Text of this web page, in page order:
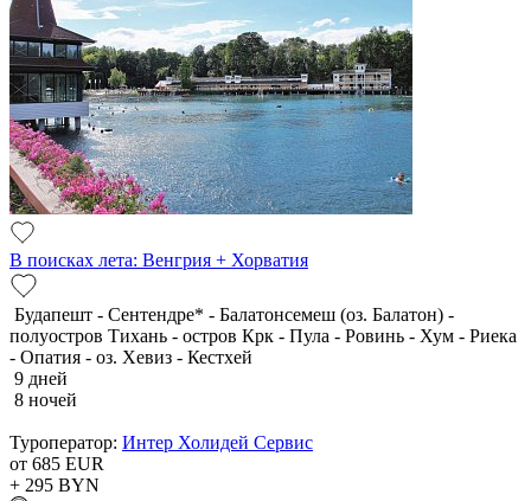
В поисках лета: Венгрия + Хорватия
Будапешт - Сентендре* - Балатонсемеш (оз. Балатон) -
полуостров Тихань - остров Крк - Пула - Ровинь - Хум - Риека
- Опатия - оз. Хевиз - Кестхей
9 дней
8 ночей
Туроператор: Интер Холидей Сервис
от 685 EUR
+ 295 BYN